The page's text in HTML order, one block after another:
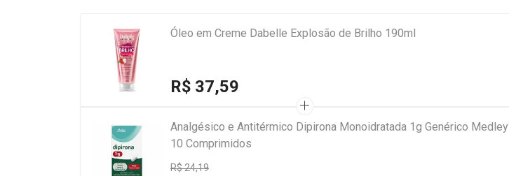
Óleo em Creme Dabelle Explosão de Brilho 190ml
R$ 37,59
Analgésico e Antitérmico Dipirona Monoidratada 1g Genérico Medley
10 Comprimidos
R$ 24,19